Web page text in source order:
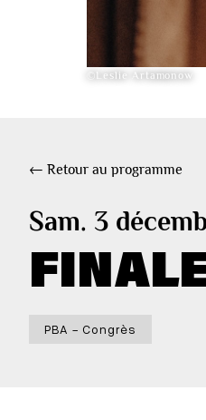
©Leslie Artamonow
← Retour au programme
Sam. 3
PBA - Congrès